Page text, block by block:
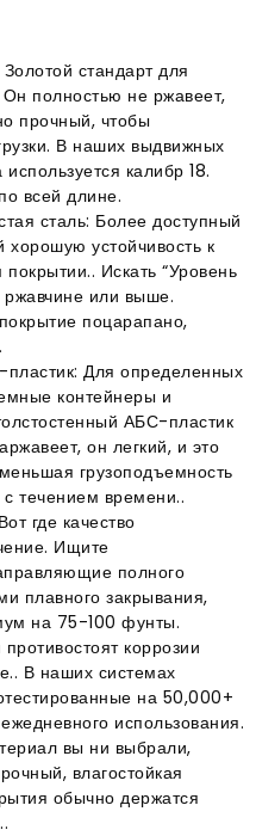
стандарт для
полностью не ржавеет,
прочный, чтобы
В наших выдвижных
калибр 18.
всей длине.
сталь: Более доступный
устойчивость к
Искать “Уровень
ржавчине или выше.
поцарапано,
Для определенных
контейнеры и
АБС-пластик
он легкий, и это
грузоподъемность
течением времени..
где качество
Ищите
полного
плавного закрывания,
на 75-100 фунты.
коррозии
В наших системах
на 50,000+
использования.
вы ни выбрали,
влагостойкая
обычно держатся